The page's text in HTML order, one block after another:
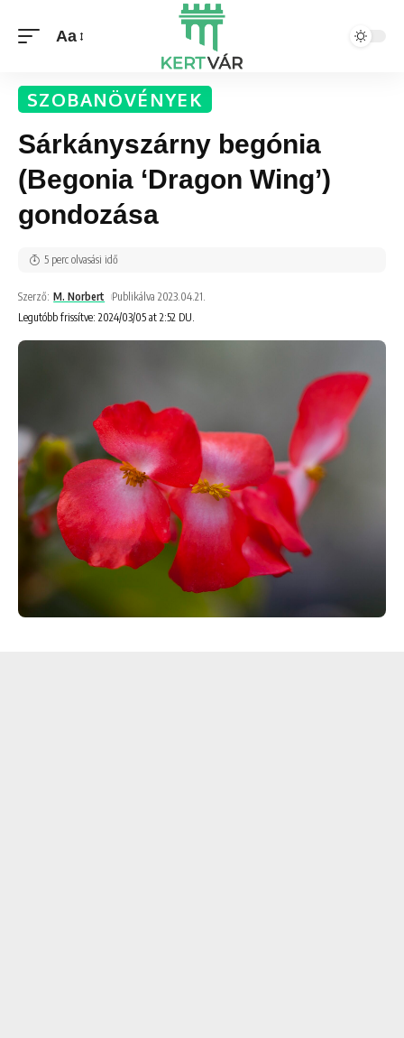
Aa
SZOBANÖVÉNYEK
Sárkányszárny begónia
(Begonia ‘Dragon Wing’)
gondozása
Legutóbb frissítve: 2024/03/05 at 2:52 DU.
Szerző: M. Norbert Publikálva 2023.04.21.
5 perc olvasási idő